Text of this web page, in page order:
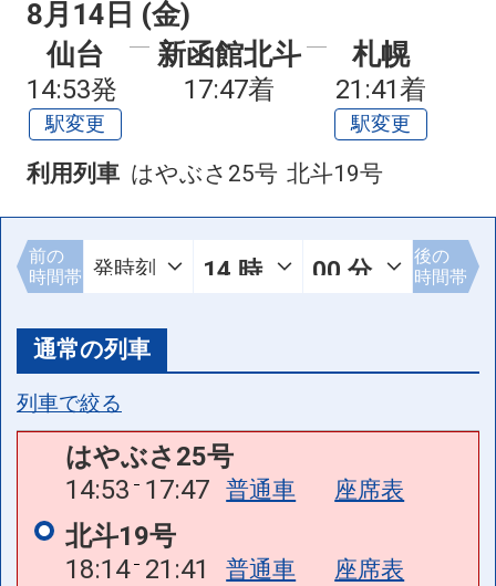
8月14日 (金)
仙台
14:53発
駅変更
新函館北斗
17:47着
札幌
21:41着
駅変更
利用列車 はやぶさ25号 北斗19号
前の
時間帯
後の
時間帯
通常の列車
列車で絞る
はやぶさ25号
14:53 17:47 普通車 座席表
北斗19号
18:14 21:41 普通車
座席表